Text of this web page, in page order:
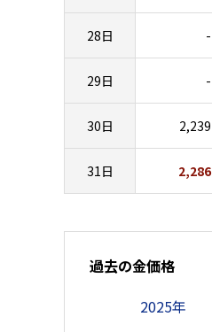
28日 -
29日 -
30日 2,239
31日 2,286
過去の金価格
2025年